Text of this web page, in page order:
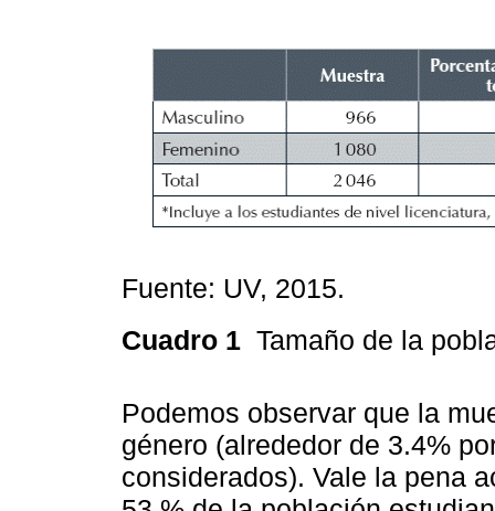
Fuente: UV, 2015.
Cuadro 1 Tamaño de la
Podemos observar que la
género (alrededor de 3.4%
considerados). Vale la pena